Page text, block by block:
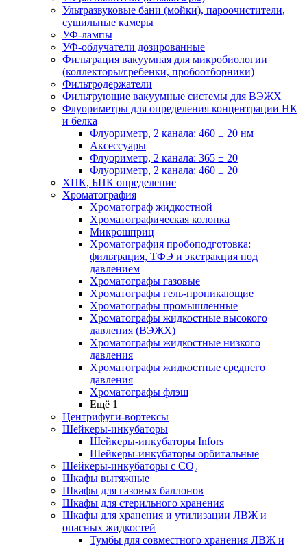
Ультразвуковые бани (мойки), пароочистители,
сушильные камеры
УФ-лампы
УФ-облучатели дозированные
Фильтрация вакуумная для микробиологии
(коллекторы/гребенки, пробоотборники)
Фильтродержатели
Фильтрующие вакуумные системы для ВЭЖХ
Флуориметры для определения концентрации НК
и белка
Флуориметр, 2 канала: 460 ± 20 нм
Аксессуары
Флуориметр, 2 канала: 365 ± 20
Флуориметр, 2 канала: 460 ± 20
ХПК, БПК определение
Хроматография
Хроматограф жидкостной
Хроматографическая колонка
Микрошприц
Хроматография пробоподготовка:
фильтрация, ТФЭ и экстракция под
давлением
Хроматографы газовые
Хроматографы гель-проникающие
Хроматографы промышленные
Хроматографы жидкостные высокого
давления (ВЭЖХ)
Хроматографы жидкостные низкого
давления
Хроматографы жидкостные среднего
давления
Хроматографы флэш
Ещё 1
Центрифуги-вортексы
Шейкеры-инкубаторы
Шейкеры-инкубаторы Infors
Шейкеры-инкубаторы орбитальные
Шейкеры-инкубаторы с CО₂
Шкафы вытяжные
Шкафы для газовых баллонов
Шкафы для стерильного хранения
Шкафы для хранения и утилизации ЛВЖ и
опасных жидкостей
Тумбы для совместного хранения ЛВЖ и